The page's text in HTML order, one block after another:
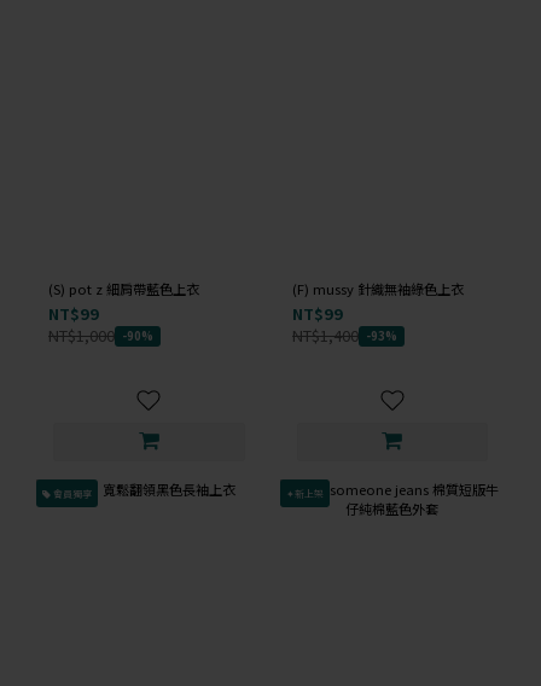
(S) pot z 細肩帶藍色上衣
NT$99
NT$1,000 -90%
(F) mussy 針織無袖綠色上衣
NT$99
NT$1,400 -93%
會員獨享 ✦新上架